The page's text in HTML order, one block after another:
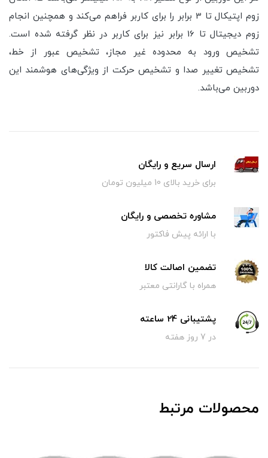
زوم اپتیکال تا 3 برابر را برای کاربر فراهم می‌کند و همچنین انجام
زوم دیجیتال تا 16 برابر نیز برای کاربر در نظر گرفته شده است.
تشخیص ورود به محدوده غیر مجاز، تشخیص عبور از خط،
تشخیص تغییر صدا و تشخیص حرکت از ویژگی‌های هوشمند این
دوربین می‌باشد.
ارسال سریع و رایگان
برای خرید بالای 10 میلیون تومان
مشاوره تخصصی و رایگان
با ارائه پیش فاکتور
تضمین اصالت کالا
همراه با گارانتی معتبر
پشتیبانی 24 ساعته
در 7 روز هفته
محصولات مرتبط